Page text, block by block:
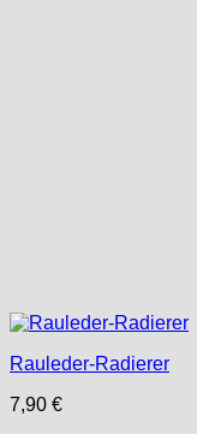
Rauleder-Radierer
7,90 €